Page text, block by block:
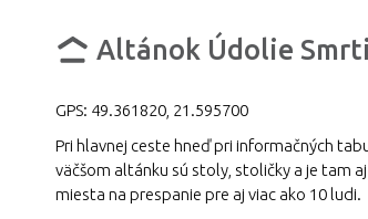
Altánok Údolie Smrti
GPS: 49.361820 21.595700
Pri hlavnej ceste hneď pri informačných
väčšom altánku sú stoly, stoličky a je tam
miesta na prespanie pre aj viac ako 10 ludi.